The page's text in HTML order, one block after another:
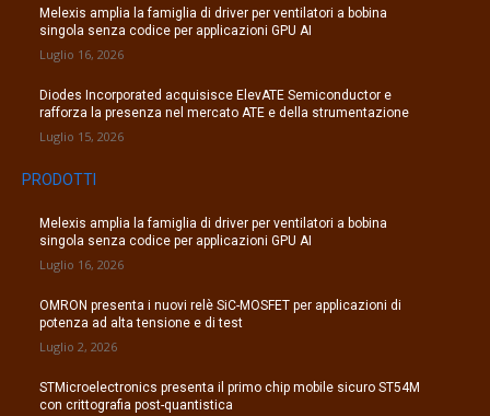
Melexis amplia la famiglia di driver per ventilatori a bobina
singola senza codice per applicazioni GPU AI
Luglio 16, 2026
Diodes Incorporated acquisisce ElevATE Semiconductor e
rafforza la presenza nel mercato ATE e della strumentazione
Luglio 15, 2026
PRODOTTI
Melexis amplia la famiglia di driver per ventilatori a bobina
singola senza codice per applicazioni GPU AI
Luglio 16, 2026
OMRON presenta i nuovi relè SiC-MOSFET per applicazioni di
potenza ad alta tensione e di test
Luglio 2, 2026
STMicroelectronics presenta il primo chip mobile sicuro ST54M
con crittografia post-quantistica